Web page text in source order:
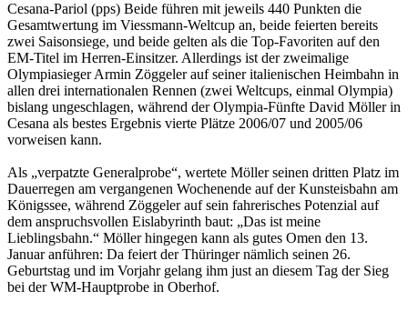
Cesana-Pariol (pps) Beide führen mit jeweils 440 Punkten die
Gesamtwertung im Viessmann-Weltcup an, beide feierten bereits
zwei Saisonsiege, und beide gelten als die Top-Favoriten auf den
EM-Titel im Herren-Einsitzer. Allerdings ist der zweimalige
Olympiasieger Armin Zöggeler auf seiner italienischen Heimbahn in
allen drei internationalen Rennen (zwei Weltcups, einmal Olympia)
bislang ungeschlagen, während der Olympia-Fünfte David Möller in
Cesana als bestes Ergebnis vierte Plätze 2006/07 und 2005/06
vorweisen kann.
Als „verpatzte Generalprobe“, wertete Möller seinen dritten Platz im
Dauerregen am vergangenen Wochenende auf der Kunsteisbahn am
Königssee, während Zöggeler auf sein fahrerisches Potenzial auf
dem anspruchsvollen Eislabyrinth baut: „Das ist meine
Lieblingsbahn.“ Möller hingegen kann als gutes Omen den 13.
Januar anführen: Da feiert der Thüringer nämlich seinen 26.
Geburtstag und im Vorjahr gelang ihm just an diesem Tag der Sieg
bei der WM-Hauptprobe in Oberhof.